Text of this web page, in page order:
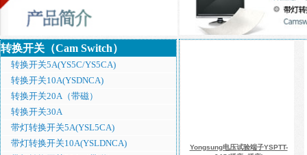
转换开关（Cam Switch）
转换开关5A(YS5C/YS5CA)
转换开关10A(YSDNCA)
转换开关20A（带磁）
转换开关30A
带灯转换开关5A(YSL5CA)
带灯转换开关10A(YSLDNCA)
Yongsung电压试验端子YSPTT-